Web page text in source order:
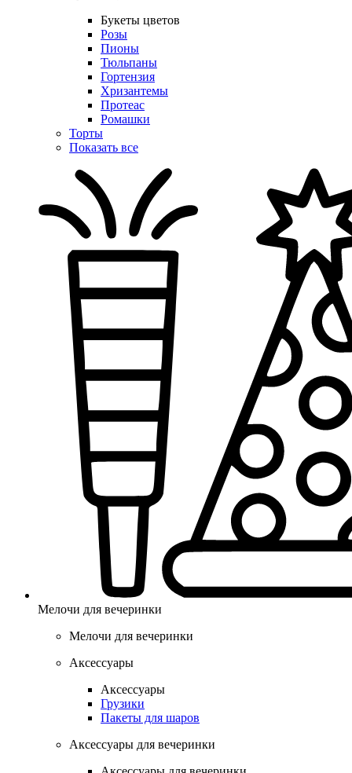
Букеты цветов
Розы
Пионы
Тюльпаны
Гортензия
Хризантемы
Протеас
Ромашки
Торты
Показать все
Мелочи для вечеринки
Мелочи для вечеринки
Аксессуары
Аксессуары
Грузики
Пакеты для шаров
Аксессуары для вечеринки